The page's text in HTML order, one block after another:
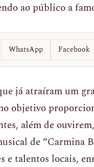
ao público a
WhatsApp Facebook
já atraíram um
objetivo
além de
de “Carmina
e talentos locais,